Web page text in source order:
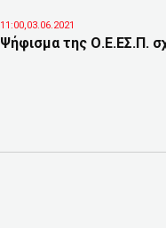
11:00,03.06.2021
Ψήφισμα της Ο.Ε.ΕΣ.Π.